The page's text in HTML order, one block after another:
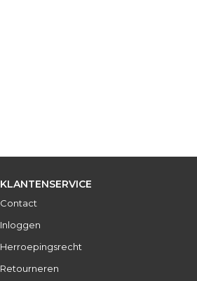
KLANTENSERVICE
Contact
Inloggen
Herroepingsrecht
Retourneren